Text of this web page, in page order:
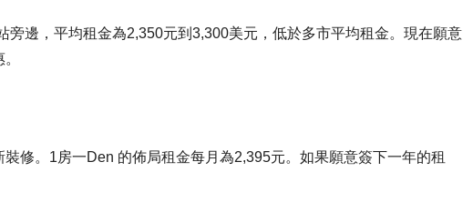
邊，平均租金為2,350元到3,300美元，低於多市平均租金。現在願意
修。1房一Den 的佈局租金每月為2,395元。如果願意簽下一年的租